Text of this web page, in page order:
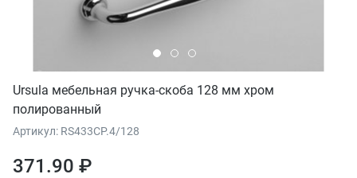
Ursula мебельная ручка-скоба 128 мм хром
полированный
Артикул: RS433CP.4/128
371.90 ₽